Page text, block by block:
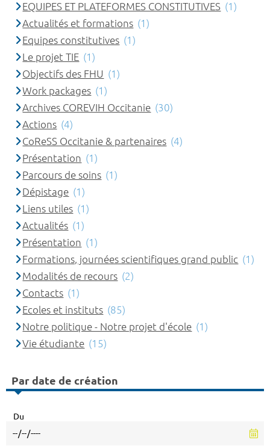
EQUIPES ET PLATEFORMES CONSTITUTIVES (1)
Actualités et formations (1)
Equipes constitutives (1)
Le projet TIE (1)
Objectifs des FHU (1)
Work packages (1)
Archives COREVIH Occitanie (30)
Actions (4)
CoReSS Occitanie & partenaires (4)
Présentation (1)
Parcours de soins (1)
Dépistage (1)
Liens utiles (1)
Actualités (1)
Présentation (1)
Formations, journées scientifiques grand public (1)
Modalités de recours (2)
Contacts (1)
Ecoles et instituts (85)
Notre politique - Notre projet d'école (1)
Vie étudiante (15)
Par date de création
Du